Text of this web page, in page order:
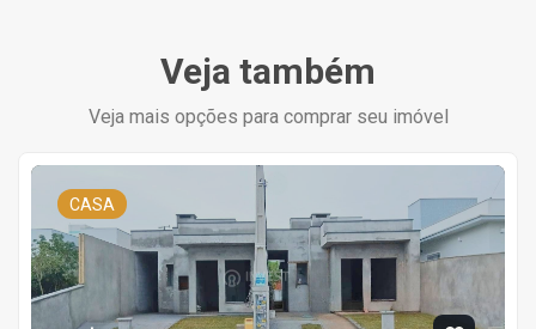
Veja também
Veja mais opções para comprar seu imóvel
CASA